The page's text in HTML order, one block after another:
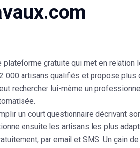
plateforme gratuite qui met en relation
000 artisans qualifiés et propose plus
rechercher lui-même un
un court questionnaire décrivant
ensuite les artisans les plus
par email et SMS. Un gain